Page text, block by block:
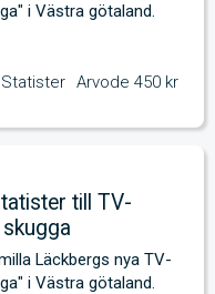
i Västra götaland.
Statister Arvode 450 kr
till TV-
Läckbergs nya TV-
i Västra götaland.